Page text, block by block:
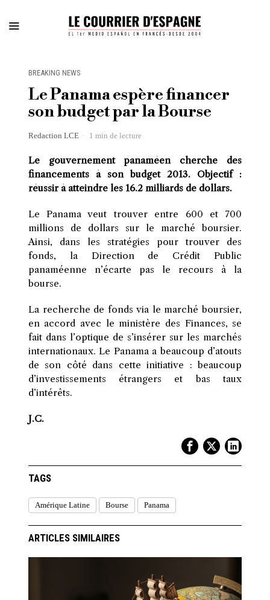
BREAKING NEWS
Le Panama espère financer
son budget par la Bourse
Redaction LCE 1 min de lecture
Le gouvernement panaméen cherche des
financements à son budget 2013. Objectif :
réussir à atteindre les 16.2 milliards de dollars.
Le Panama veut trouver entre 600 et 700
millions de dollars sur le marché boursier.
Ainsi, dans les stratégies pour trouver des
fonds, la Direction de Crédit Public
panaméenne n’écarte pas le recours à la
bourse.
La recherche de fonds via le marché boursier,
en accord avec le ministère des Finances, se
fait dans l’optique de s’insérer sur les marchés
internationaux. Le Panama a beaucoup d’atouts
de son côté dans cette initiative : beaucoup
d’investissements étrangers et bas taux
d’intérêts.
J.C.
TAGS
Amérique Latine Bourse Panama
ARTICLES SIMILAIRES